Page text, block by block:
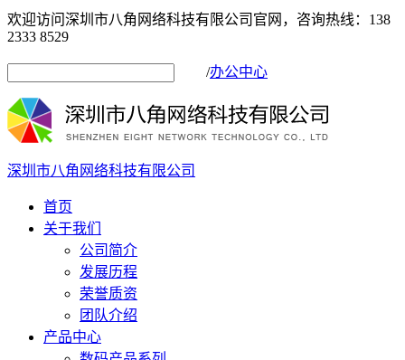
欢迎访问深圳市八角网络科技有限公司官网，咨询热线：138
2333 8529
/办公中心
深圳市八角网络科技有限公司
首页
关于我们
公司简介
发展历程
荣誉质资
团队介绍
产品中心